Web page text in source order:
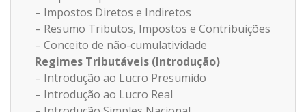
– Impostos Diretos e Indiretos
– Resumo Tributos, Impostos e Contribuições
– Conceito de não-cumulatividade
Regimes Tributáveis (Introdução)
– Introdução ao Lucro Presumido
– Introdução ao Lucro Real